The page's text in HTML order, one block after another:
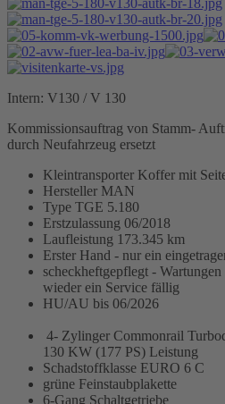
Intern: V130 / V 130
Kommissionsauftrag von Stamm-
durch Neufahrzeug ersetzt
Kleintransporter Koffer mit
Hersteller MAN
Type TGE 5.180
Erstzulassung 06/2018
Laufleistung 173.345 km
Erster Hand - nur ein
scheckheftgepflegt -
wieder ein Service fällig
HU/AU bis 06/2026
4- Zylinger Commonrail
130 KW (177 PS) Leistung
Schadstoffklasse EURO 6 C
grüne Feinstaubplakette
6-Gang Schaltgetriebe